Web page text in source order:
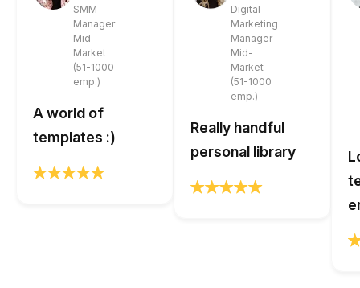
SMM
Manager
Mid-
Market
(51-1000
emp.)
A world of
templates :)
Digital
Marketing
Manager
Mid-
Market
(51-1000
emp.)
Really handful
personal library